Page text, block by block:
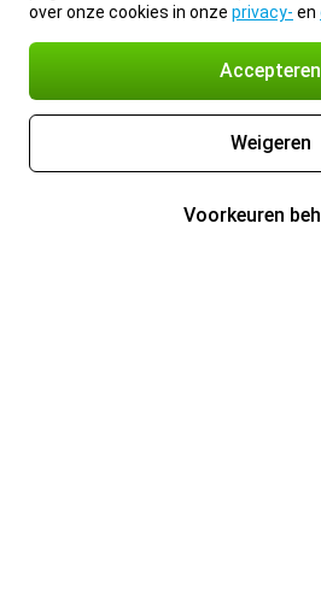
over onze cookies in onze privacy- en
Accepteren
Weigeren
Voorkeuren